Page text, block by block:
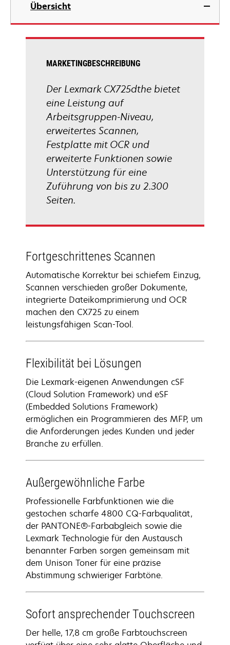
einer
neuen
Registerkarte
Übersicht
MARKETINGBESCHREIBUNG
Der Lexmark CX725dthe bietet
eine Leistung auf
Arbeitsgruppen-Niveau,
erweitertes Scannen,
Festplatte mit OCR und
erweiterte Funktionen sowie
Unterstützung für eine
Zuführung von bis zu 2.300
Seiten.
Fortgeschrittenes Scannen
Automatische Korrektur bei schiefem Einzug,
Scannen verschieden großer Dokumente,
integrierte Dateikomprimierung und OCR
machen den CX725 zu einem
leistungsfähigen Scan-Tool.
Flexibilität bei Lösungen
Die Lexmark-eigenen Anwendungen cSF
(Cloud Solution Framework) und eSF
(Embedded Solutions Framework)
ermöglichen ein Programmieren des MFP, um
die Anforderungen jedes Kunden und jeder
Branche zu erfüllen.
Außergewöhnliche Farbe
Professionelle Farbfunktionen wie die
gestochen scharfe 4800 CQ-Farbqualität,
der PANTONE®-Farbabgleich sowie die
Lexmark Technologie für den Austausch
benannter Farben sorgen gemeinsam mit
dem Unison Toner für eine präzise
Abstimmung schwieriger Farbtöne.
Sofort ansprechender Touchscreen
Der helle, 17,8 cm große Farbtouchscreen